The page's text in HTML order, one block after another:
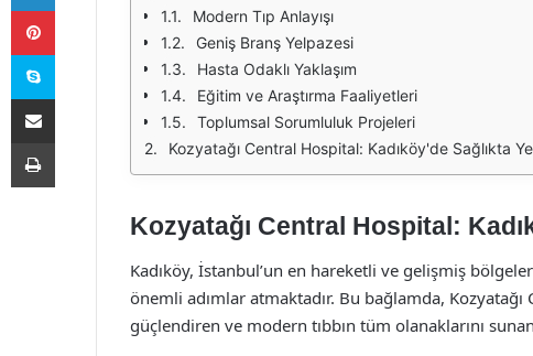
Modern Tıp Anlayışı
Geniş Branş Yelpazesi
Hasta Odaklı Yaklaşım
Eğitim ve Araştırma Faaliyetleri
Toplumsal Sorumluluk Projeleri
Kozyatağı Central Hospital: Kadıköy'de Sağlıkta
Kozyatağı Central Hospital:
Kadıköy, İstanbul’un en hareketli ve gelişmiş
önemli adımlar atmaktadır. Bu bağlamda, Kozyatağı
güçlendiren ve modern tıbbın tüm olanaklarını
Pinterest
Skype
E-Posta ile paylaş